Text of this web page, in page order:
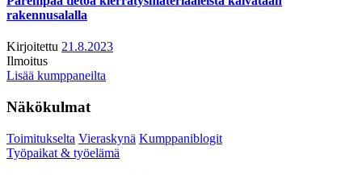
rakennusalalla
Kirjoitettu 21.8.2023
Ilmoitus
Lisää kumppaneilta
Näkökulmat
Toimitukselta Vieraskynä Kumppaniblogit
Työpaikat & työelämä